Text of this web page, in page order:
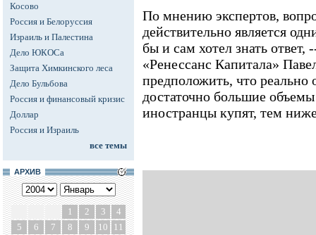
Косово
Россия и Белоруссия
Израиль и Палестина
Дело ЮКОСа
Защита Химкинского леса
Дело Бульбова
Россия и финансовый кризис
Доллар
Россия и Израиль
все темы
АРХИВ
1 2 3
4
5
6 7 8 9 10
11
По мнению экспертов,
действительно является
бы и сам хотел знать ответ,
«Ренессанс Капитала»
предположить, что реально
достаточно большие
иностранцы купят, тем